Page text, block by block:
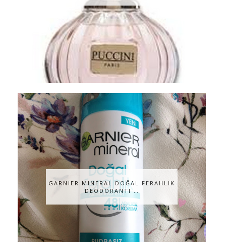
GARNIER MINERAL DOĞAL FERAHLIK
DEODORANTI …